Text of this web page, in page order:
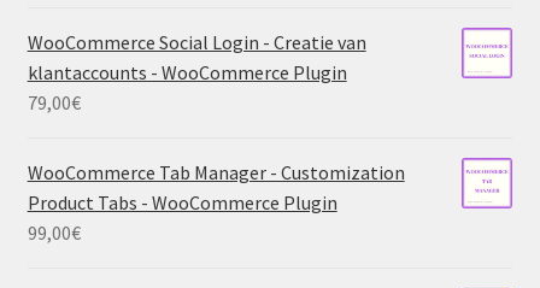
WooCommerce Social Login - Creatie van
klantaccounts - WooCommerce Plugin
79,00€
WooCommerce Tab Manager - Customization
Product Tabs - WooCommerce Plugin
99,00€